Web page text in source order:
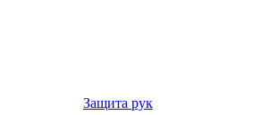
Защита рук